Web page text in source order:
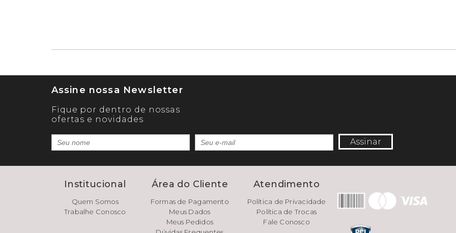
Assine nossa Newsletter
Fique por dentro de nossas
ofertas e novidades
Assinar
Institucional
Quem Somos
Trabalhe Conosco
Área do Cliente
Formas de Pagamento
Meus Dados
Meus Pedidos
Atendimento
Política de Privacidade
Política de Trocas
Fale Conosco